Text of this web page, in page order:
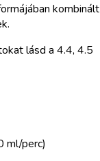
kombinált
lásd a 4.4, 4.5
ml/perc)